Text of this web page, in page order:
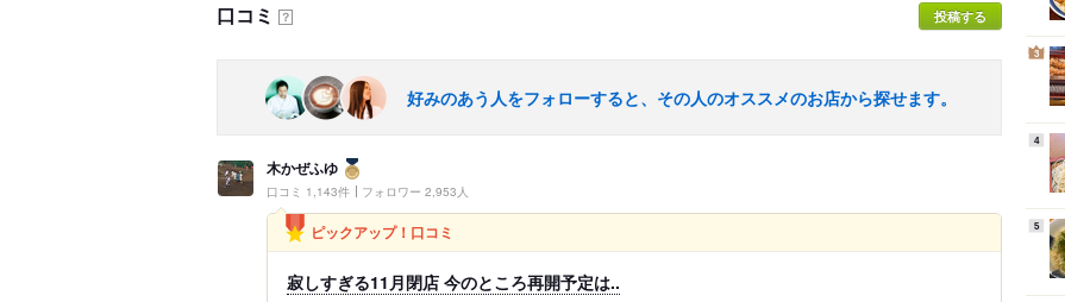
口コミ ？ 投稿する
好みのあう人をフォローすると、その人のオススメのお店から探せます。
木かぜふゆ
口コミ 1,143件 フォロワー 2,953人
ピックアップ！口コミ
寂しすぎる11月閉店 今のところ再開予定は..
3
4
5